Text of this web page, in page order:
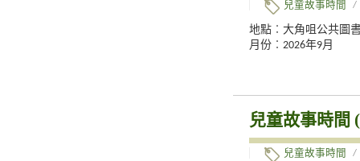
兒童故事時間 /
地點︰大角咀公共圖
月份︰2026年9月
兒童故事時間
兒童故事時間 /